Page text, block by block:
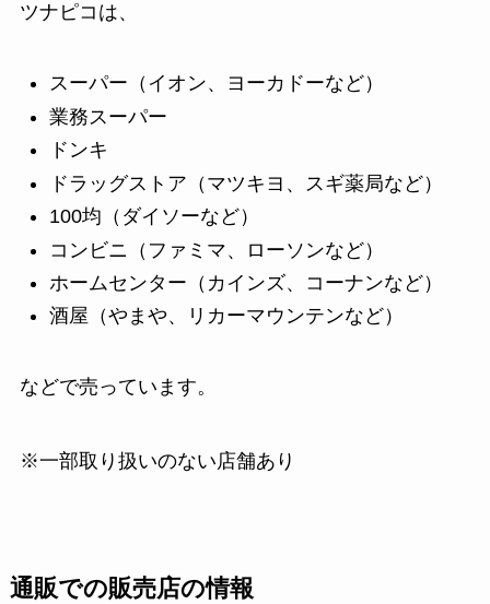
ツナピコは、
スーパー（イオン、ヨーカドーなど）
業務スーパー
ドンキ
ドラッグストア（マツキヨ、スギ薬局など）
100均（ダイソーなど）
コンビニ（ファミマ、ローソンなど）
ホームセンター（カインズ、コーナンなど）
酒屋（やまや、リカーマウンテンなど）
などで売っています。
※一部取り扱いのない店舗あり
通販での販売店の情報